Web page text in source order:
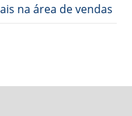
na área de vendas